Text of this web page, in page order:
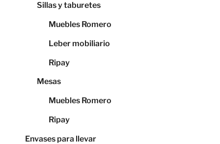
Sillas y taburetes
Muebles Romero
Leber mobiliario
Ripay
Mesas
Muebles Romero
Ripay
Envases para llevar